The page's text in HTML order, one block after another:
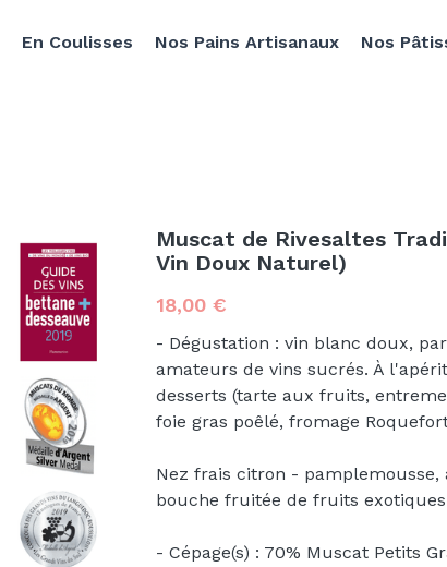
En Coulisses Nos Pains Artisanaux Nos
Muscat de Rivesaltes
Vin Doux Naturel)
18,00 €
- Dégustation : vin blanc doux,
amateurs de vins sucrés. À
desserts (tarte aux fruits,
foie gras poêlé, fromage
Nez frais citron - pamplemousse,
bouche fruitée de fruits exotiques
- Cépage(s) : 70% Muscat Petits